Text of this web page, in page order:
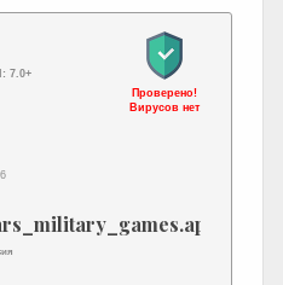
7.0+
Проверено!
Вирусов нет